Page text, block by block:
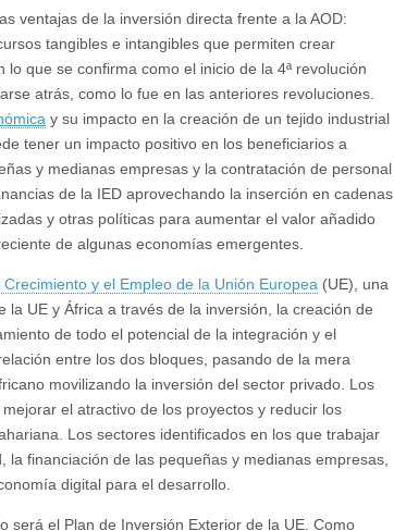
ventajas de la inversión directa frente a la AOD:
tangibles e intangibles que permiten crear
que se confirma como el inicio de la 4ª revolución
atrás, como lo fue en las anteriores revoluciones.
y su impacto en la creación de un tejido industrial
tener un impacto positivo en los beneficiarios a
y medianas empresas y la contratación de personal
de la IED aprovechando la inserción en cadenas
y otras políticas para aumentar el valor añadido
de algunas economías emergentes.
Crecimiento y el Empleo de la Unión Europea (UE), una
UE y África a través de la inversión, la creación de
de todo el potencial de la integración y el
entre los dos bloques, pasando de la mera
movilizando la inversión del sector privado. Los
el atractivo de los proyectos y reducir los
Los sectores identificados en los que trabajar
financiación de las pequeñas y medianas empresas,
digital para el desarrollo.
será el Plan de Inversión Exterior de la UE. Como